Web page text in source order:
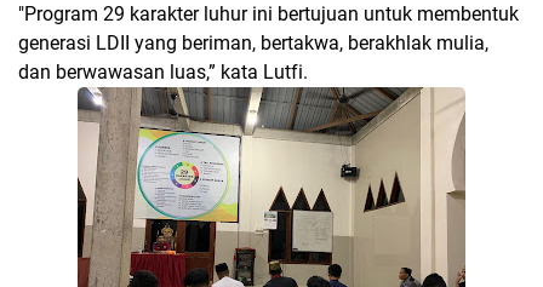
"Program 29 karakter luhur ini bertujuan untuk membentuk
generasi LDII yang beriman, bertakwa, berakhlak mulia,
dan berwawasan luas,” kata Lutfi.